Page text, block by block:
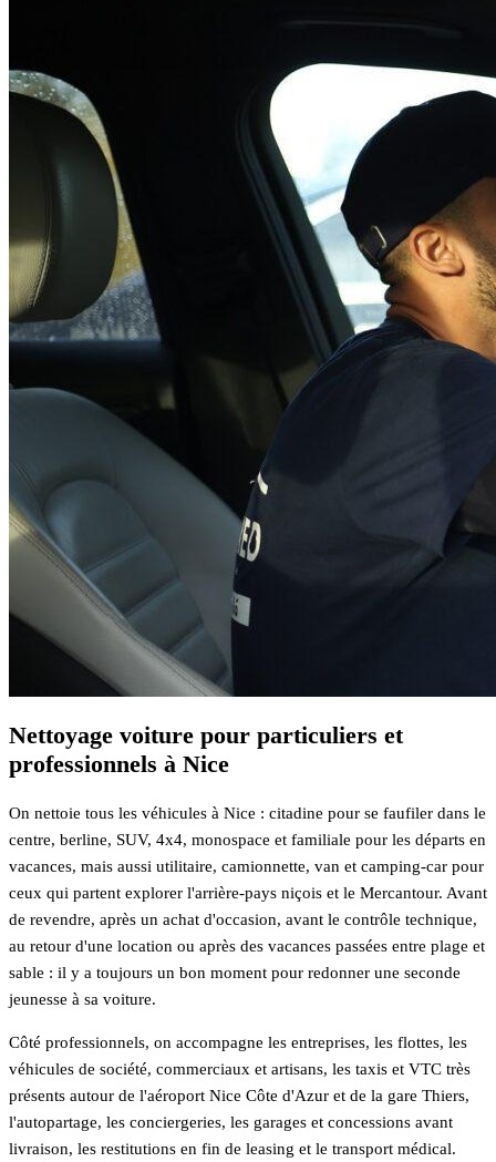
Nettoyage voiture pour particuliers et
professionnels à Nice
On nettoie tous les véhicules à Nice : citadine pour se faufiler dans le
centre, berline, SUV, 4x4, monospace et familiale pour les départs en
vacances, mais aussi utilitaire, camionnette, van et camping-car pour
ceux qui partent explorer l'arrière-pays niçois et le Mercantour. Avant
de revendre, après un achat d'occasion, avant le contrôle technique,
au retour d'une location ou après des vacances passées entre plage et
sable : il y a toujours un bon moment pour redonner une seconde
jeunesse à sa voiture.
Côté professionnels, on accompagne les entreprises, les flottes, les
véhicules de société, commerciaux et artisans, les taxis et VTC très
présents autour de l'aéroport Nice Côte d'Azur et de la gare Thiers,
l'autopartage, les conciergeries, les garages et concessions avant
livraison, les restitutions en fin de leasing et le transport médical.